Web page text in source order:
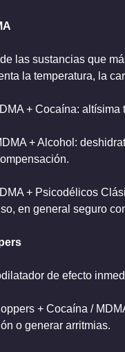
las sustancias que
la temperatura, la
+ Cocaína: altísima
+ Alcohol:
+ Psicodélicos
en general seguro
de efecto
+ Cocaína /
o generar arritmias.